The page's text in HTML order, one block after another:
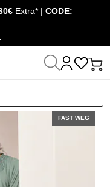
Content
Extra* | CODE:
FAST WEG